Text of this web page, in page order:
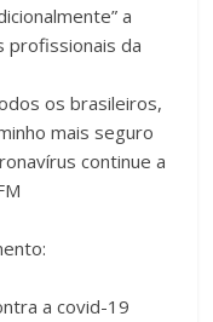
a
profissionais da
os brasileiros,
mais seguro
continue a
a covid-19